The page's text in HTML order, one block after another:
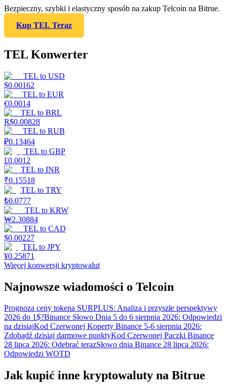
Bezpieczny, szybki i elastyczny sposób na zakup Telcoin na Bitrue.
Kup TEL Teraz
TEL Konwerter
TEL to USD
$0.00162
TEL to EUR
€0.0014
TEL to BRL
R$0.00828
TEL to RUB
₽0.13464
TEL to GBP
£0.0012
TEL to INR
₹0.15518
TEL to TRY
₺0.0777
TEL to KRW
₩2.30884
TEL to CAD
$0.00227
TEL to JPY
¥0.25871
Więcej konwersji kryptowalut
Najnowsze wiadomości o Telcoin
Prognoza ceny tokena SURPLUS: Analiza i przyszłe perspektywy
2026 do 1$?Binance Słowo Dnia 5 do 6 sierpnia 2026: Odpowiedzi
na dzisiajKod Czerwonej Koperty Binance 5-6 sierpnia 2026:
Zdobądź dzisiaj darmowe punktyKod Czerwonej Paczki Binance
28 lipca 2026: Odebrać terazSłowo dnia Binance 28 lipca 2026:
Odpowiedzi WOTD
Jak kupić inne kryptowaluty na Bitrue